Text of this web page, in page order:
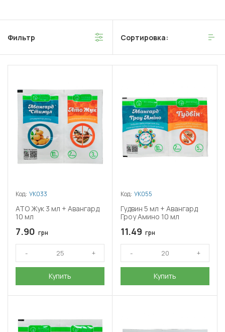
Фильтр Сортировка:
Код: УК033
АТО Жук 3 мл + Авангард
10 мл
7.90 грн
Купить
Код: УК055
Гудвин 5 мл + Авангард
Гроу Амино 10 мл
11.49 грн
Купить